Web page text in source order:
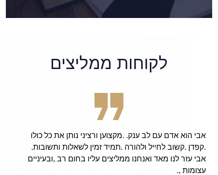
לקוחות ממליצים
Thanks to the wonderful, patient, and hard working
services provided by the attorney Avi Finarsky, I am now
able to visit Israel, and my beloved friends and family,
without an issue from the army!